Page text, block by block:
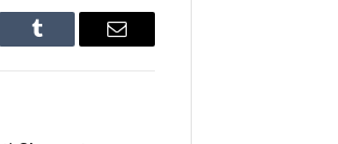
Tumblr Email